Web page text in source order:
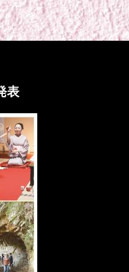
表